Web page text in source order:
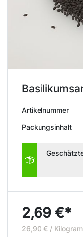
Artikelnummer
Packungsinhalt
2,69 €*
26,90 € /